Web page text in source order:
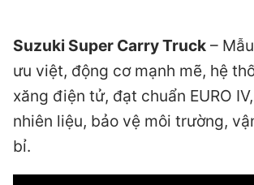
Suzuki Super Carry Truck –
ưu việt, động cơ mạnh mẽ, hệ
xăng điện tử, đạt chuẩn EURO
nhiên liệu, bảo vệ môi trường,
bỉ.